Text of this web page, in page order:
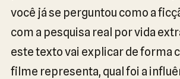
você já se perguntou como a
com a pesquisa real por vida
este texto vai explicar de forma
filme representa, qual foi a